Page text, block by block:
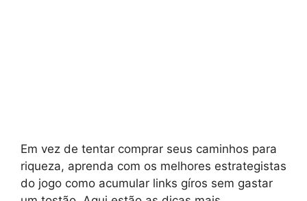
Em vez de tentar comprar seus caminhos para
riqueza, aprenda com os melhores estrategistas
do jogo como acumular links gíros sem gastar